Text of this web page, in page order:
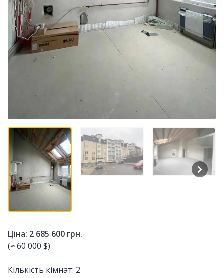
Ціна: 2 685 600 грн.
(≈ 60 000 $)
Кількість кімнат: 2